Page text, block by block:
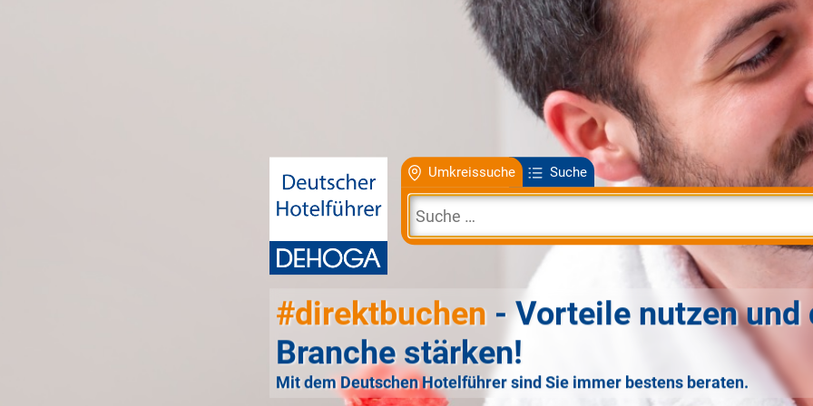
Umkreissuche Suche
#direktbuchen - Vorteile nutzen und
Branche stärken!
Mit dem Deutschen Hotelführer sind Sie immer bestens beraten.